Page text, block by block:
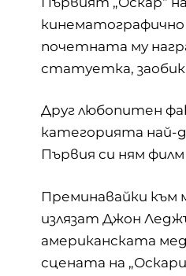
почетната му
статуетка,
Друг любопитен
категорията най-
Първия си ням
Преминавайки към
излязат Джон
американската
сцената на